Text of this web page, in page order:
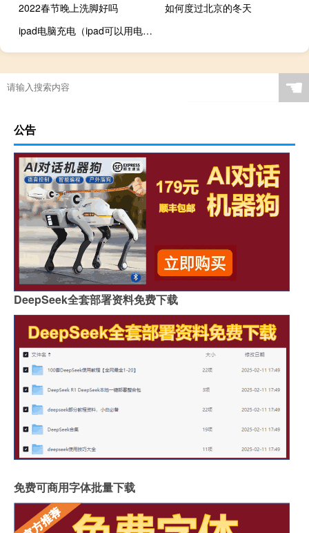
2022春节晚上洗脚好吗
如何度过北京的冬天
ipad电脑充电（ipad可以用电脑充电吗）
☚
公告
DeepSeek全套部署资料免费下载
免费可商用字体批量下载